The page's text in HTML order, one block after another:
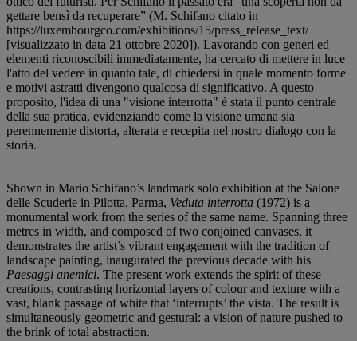
gettare bensì da recuperare” (M. Schifano citato in
https://luxembourgco.com/exhibitions/15/press_release_text/
[visualizzato in data 21 ottobre 2020]). Lavorando con generi ed
elementi riconoscibili immediatamente, ha cercato di mettere in luce
l'atto del vedere in quanto tale, di chiedersi in quale momento forme
e motivi astratti divengono qualcosa di significativo. A questo
proposito, l'idea di una "visione interrotta" è stata il punto centrale
della sua pratica, evidenziando come la visione umana sia
perennemente distorta, alterata e recepita nel nostro dialogo con la
storia.
Shown in Mario Schifano’s landmark solo exhibition at the Salone
delle Scuderie in Pilotta, Parma, Veduta interrotta (1972) is a
monumental work from the series of the same name. Spanning three
metres in width, and composed of two conjoined canvases, it
demonstrates the artist’s vibrant engagement with the tradition of
landscape painting, inaugurated the previous decade with his
Paesaggi anemici. The present work extends the spirit of these
creations, contrasting horizontal layers of colour and texture with a
vast, blank passage of white that ‘interrupts’ the vista. The result is
simultaneously geometric and gestural: a vision of nature pushed to
the brink of total abstraction.